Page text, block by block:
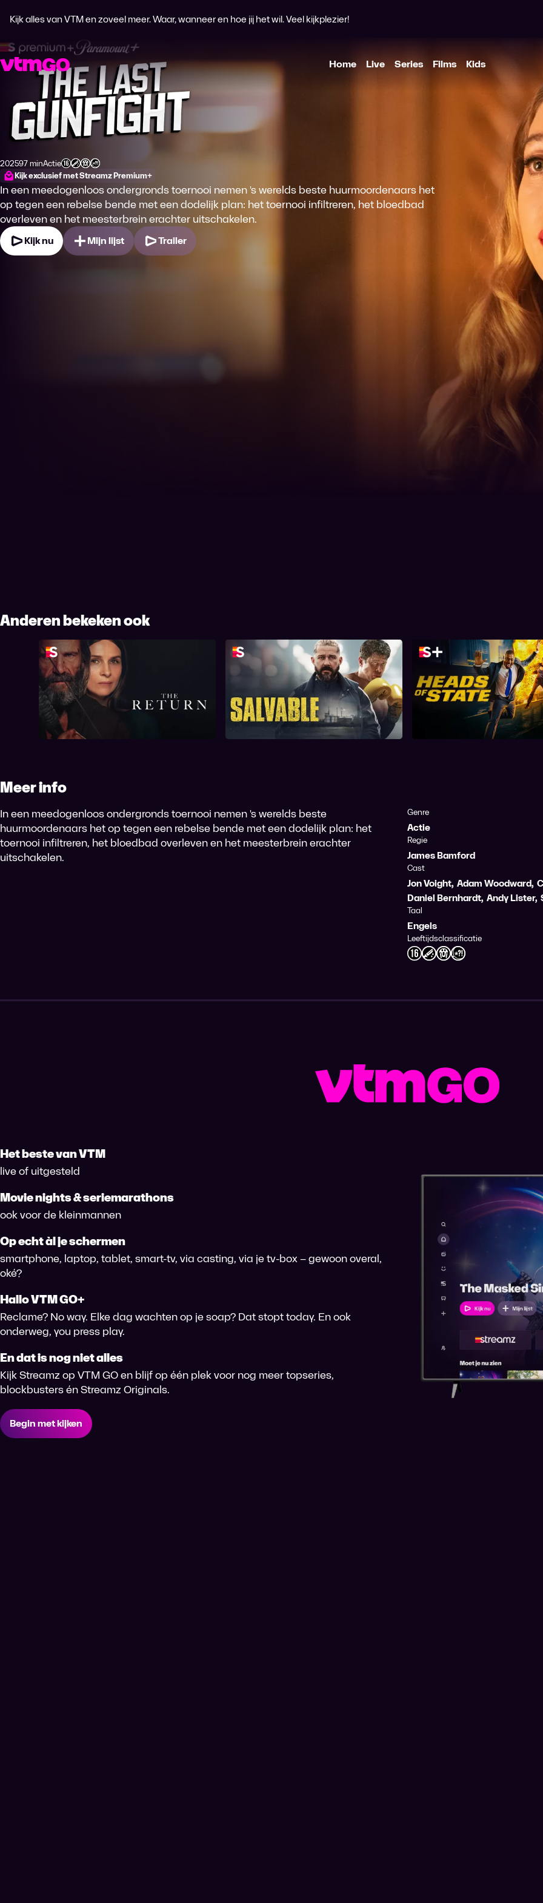
Kijk alles van VTM en zoveel meer. Waar, wanneer en hoe jij het wil. Veel kijkplezier!
Home Live Series Films Kids
The Last Gunfight
Productiejaar
2025
Tijdsduur
97 min
Genre
Actie
Leeftijdsclassificatie
Kijk exclusief met Streamz Premium+
In een meedogenloos ondergronds toernooi nemen 's werelds beste huurmoordenaars het
op tegen een rebelse bende met een dodelijk plan: het toernooi infiltreren, het bloedbad
overleven en het meesterbrein erachter uitschakelen.
Kijk nu Mijn lijst Trailer
Anderen bekeken ook
The Return Salvable Heads of State
Meer info
In een meedogenloos ondergronds toernooi nemen 's werelds beste
huurmoordenaars het op tegen een rebelse bende met een dodelijk plan: het
toernooi infiltreren, het bloedbad overleven en het meesterbrein erachter
uitschakelen.
Genre
Actie
Regie
James Bamford
Cast
Jon Voight, Adam Woodward,
Daniel Bernhardt, Andy Lister,
Taal
Engels
Leeftijdsclassificatie
Het beste van VTM
live of uitgesteld
Movie nights & seriemarathons
ook voor de kleinmannen
Op echt àl je schermen
smartphone, laptop, tablet, smart-tv, via casting, via je tv-box – gewoon overal,
oké?
Hallo VTM GO+
Reclame? No way. Elke dag wachten op je soap? Dat stopt today. En ook
onderweg, you press play.
En dat is nog niet alles
Kijk Streamz op VTM GO en blijf op één plek voor nog meer topseries,
blockbusters én Streamz Originals.
Begin met kijken